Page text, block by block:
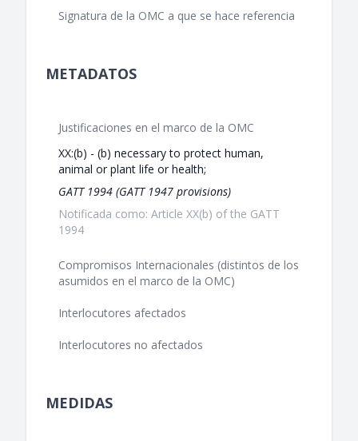
Signatura de la OMC a que se hace referencia
METADATOS
Justificaciones en el marco de la OMC
XX:(b) - (b) necessary to protect human,
animal or plant life or health;
GATT 1994 (GATT 1947 provisions)
Notificada como: Article XX(b) of the GATT
1994
Compromisos Internacionales (distintos de los
asumidos en el marco de la OMC)
Interlocutores afectados
Interlocutores no afectados
MEDIDAS